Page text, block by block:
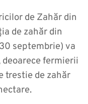
de Zahăr din
de zahăr din
septembrie) va
deoarece fermierii
trestie de zahăr